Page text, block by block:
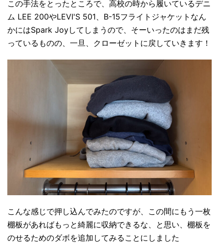
この手法をとったところで、高校の時から履いているデニ
ム LEE 200やLEVI'S 501、B-15フライトジャケットなん
かにはSpark Joyしてしまうので、そーいったのはまだ残
っているものの、一旦、クローゼットに戻していきます！
こんな感じで押し込んでみたのですが、この間にもう一枚
棚板があればもっと綺麗に収納できるな、と思い、棚板を
のせるためのダボを追加してみることにしました